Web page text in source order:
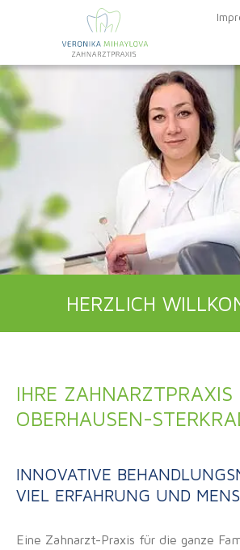
Springe direkt zu:
Hauptmenü
Inhalt
HERZLICH
IHRE ZAHNARZTPRAXIS
OBERHAUSEN-
INNOVATIVE
VIEL ERFAHRUNG UND
Eine Zahnarzt-Praxis für die ganze